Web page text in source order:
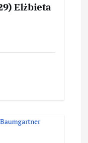
Elżbieta